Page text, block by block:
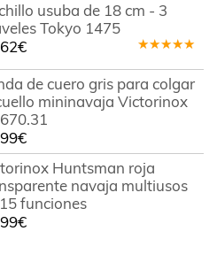
usuba de 18 cm - 3
Tokyo 1475
en5.00de
5
€
de cuero gris para colgar
mininavaja Victorinox
€
Huntsman roja
navaja multiusos
funciones
€